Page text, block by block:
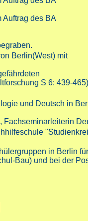
des BA
Berlin(West) mit
S 6: 439-
und Deutsch in
in Berlin
Bau) und bei der